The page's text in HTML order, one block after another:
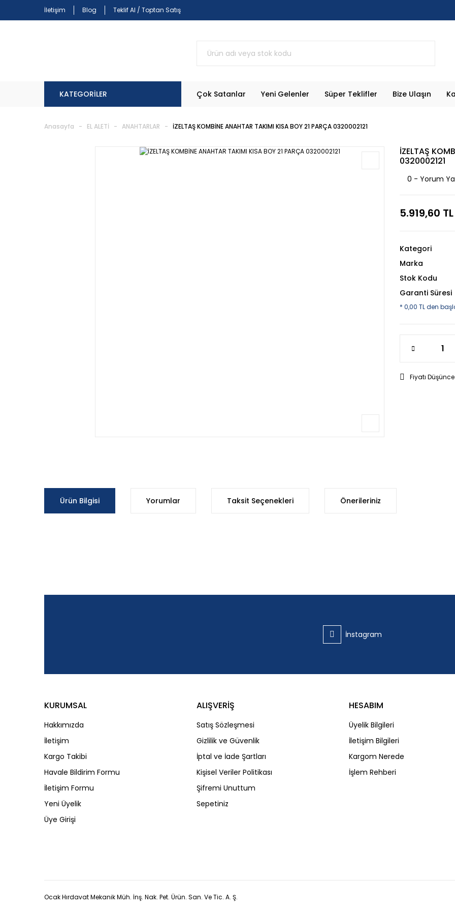
İletişim Blog Teklif Al / Toptan Satış
KATEGORİLER Çok Satanlar Yeni Gelenler Süper Teklifler Bize Ulaşın
Anasayfa EL ALETİ ANAHTARLAR İZELTAŞ KOMBİNE ANAHTAR TAKIMI KISA BOY 21 PARÇA 0320002121
İZELTAŞ
0320002121
0 - Yorum
5.919,60 TL
Kategori
Marka
Stok Kodu
Garanti Süresi
* 0,00 TL den
Fiyatı
Ürün Bilgisi Yorumlar Taksit Seçenekleri Önerileriniz
Gönder
İnstagram
KURUMSAL
Hakkımızda
İletişim
Kargo Takibi
Havale Bildirim Formu
İletişim Formu
Yeni Üyelik
Üye Girişi
ALIŞVERİŞ
Satış Sözleşmesi
Gizlilik ve Güvenlik
İptal ve İade Şartları
Kişisel Veriler Politikası
Şifremi Unuttum
Sepetiniz
HESABIM
Üyelik Bilgileri
İletişim Bilgileri
Kargom Nerede
İşlem Rehberi
Ocak Hırdavat Mekanik Müh. İnş. Nak. Pet. Ürün. San. Ve Tic. A. Ş.